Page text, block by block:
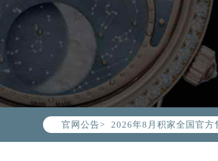
官网公告>
2026年8月积家中国区售
2026年8月积家全国官
积家官方全国统一服务
2026年8月积家售后服务